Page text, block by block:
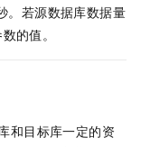
。若源数据库数据量
的值。
和目标库一定的资